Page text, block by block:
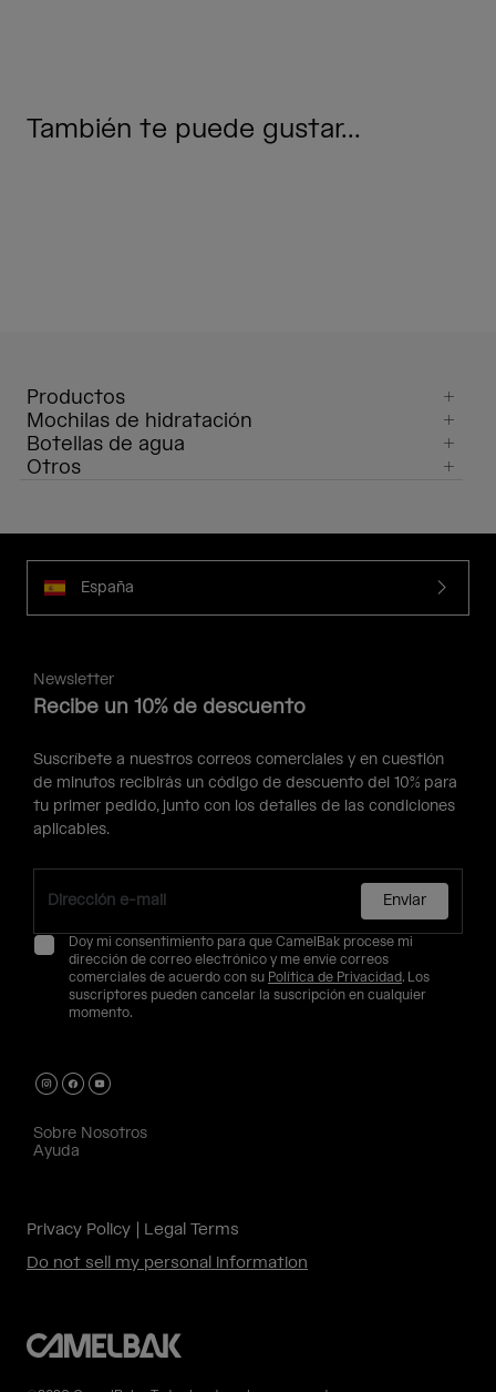
También te puede gustar...
Productos
Mochilas de hidratación
Botellas de agua
Otros
España
Newsletter
Recibe un 10% de descuento
Suscríbete a nuestros correos comerciales y en cuestión
de minutos recibirás un código de descuento del 10% para
tu primer pedido, junto con los detalles de las condiciones
aplicables.
Enviar
Doy mi consentimiento para que CamelBak procese mi
dirección de correo electrónico y me envíe correos
comerciales de acuerdo con su Política de Privacidad. Los
suscriptores pueden cancelar la suscripción en cualquier
momento.
Sobre Nosotros
Ayuda
Privacy Policy
Legal Terms
Do not sell my personal information